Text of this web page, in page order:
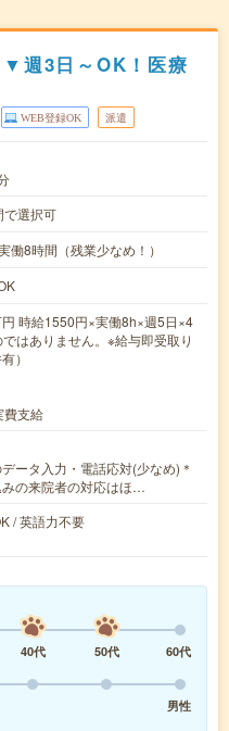
週3日～OK！医療
WEB登録OK 派遣
で選択可
8時間（残業少なめ！）
時給1550円×実働8h×週5日×4
はありません。※給与即受取り
）
費支給
ータ入力・電話応対(少なめ)＊
の来院者の対応はほ…
/ 英語力不要
40代 50代
60代
男性